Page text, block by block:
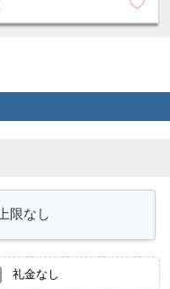
礼金なし